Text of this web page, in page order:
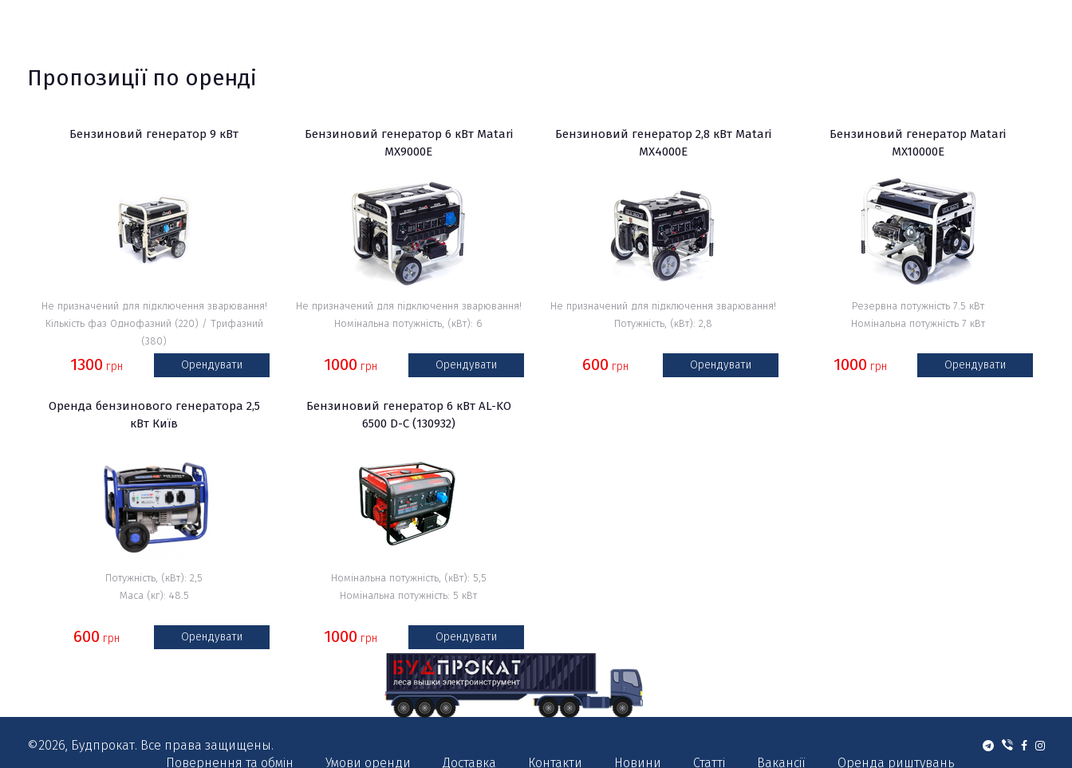
Пропозиції по оренді
Бензиновий генератор 9 кВт
Не призначений для підключення зварювання!
Кількість фаз Однофазний (220) / Трифазний
(380)
1300 грн Орендувати
Бензиновий генератор 6 кВт Matari
MX9000E
Не призначений для підключення зварювання!
Номінальна потужність, (кВт): 6
1000 грн Орендувати
Бензиновий генератор 2,8 кВт Matari
MX4000E
Не призначений для підключення зварювання!
Потужність, (кВт): 2,8
600 грн Орендувати
Бензиновий генератор Matari
MX10000E
Резервна потужність 7.5 кВт
Номінальна потужність 7 кВт
1000 грн Орендувати
Оренда бензинового генератора 2,5
кВт Київ
Потужність, (кВт): 2,5
Маса (кг): 48.5
600 грн Орендувати
Бензиновий генератор 6 кВт AL-KO
6500 D-C (130932)
Номінальна потужність, (кВт): 5,5
Номінальна потужність: 5 кВт
1000 грн Орендувати
©2026, Будпрокат. Все права защищены.
Повернення та обмін
Умови оренди Доставка Контакти Новини Статті Вакансії Оренда риштувань